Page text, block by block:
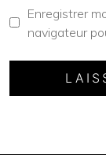
Enregistrer
navigateur